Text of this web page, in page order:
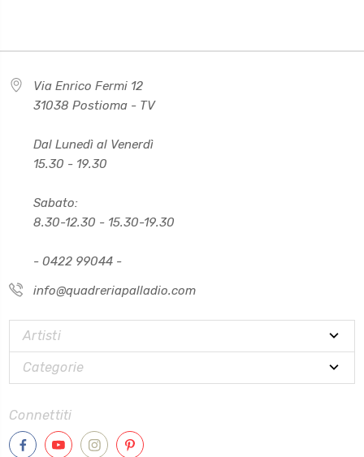
Via Enrico Fermi 12
31038 Postioma - TV
Dal Lunedì al Venerdì
15.30 - 19.30
Sabato:
8.30-12.30 - 15.30-19.30
- 0422 99044 -
info@quadreriapalladio.com
Artisti
Categorie
Connettiti